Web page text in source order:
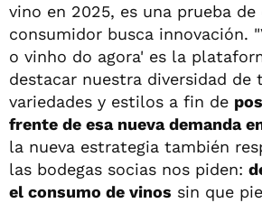
vino en 2025, es una prueba de
consumidor busca innovación.
o vinho do agora' es la
destacar nuestra diversidad de
variedades y estilos a fin de
frente de esa nueva demanda
la nueva estrategia también
las bodegas socias nos piden:
el consumo de vinos sin que